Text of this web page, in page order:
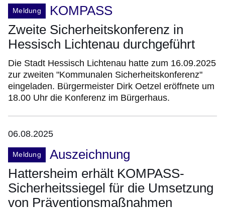
Meldung
KOMPASS
Zweite Sicherheitskonferenz in
Hessisch Lichtenau durchgeführt
Die Stadt Hessisch Lichtenau hatte zum 16.09.2025
zur zweiten "Kommunalen Sicherheitskonferenz"
eingeladen. Bürgermeister Dirk Oetzel eröffnete um
18.00 Uhr die Konferenz im Bürgerhaus.
06.08.2025
Meldung
Auszeichnung
Hattersheim erhält KOMPASS-
Sicherheitssiegel für die Umsetzung
von Präventionsmaßnahmen